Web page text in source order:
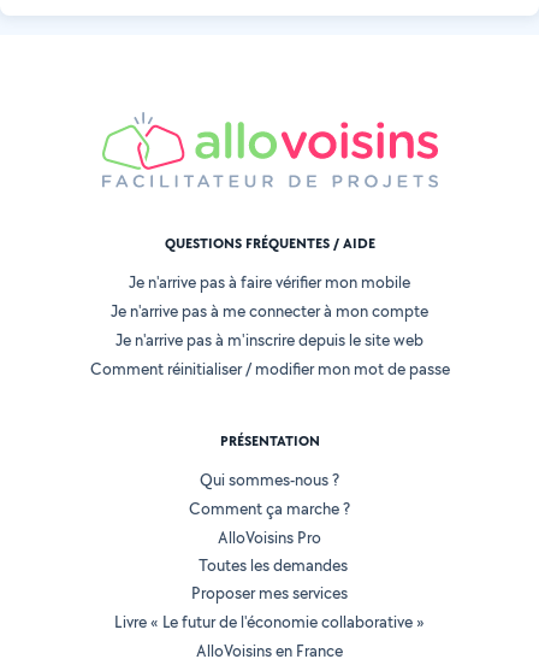
QUESTIONS FRÉQUENTES / AIDE
Je n'arrive pas à faire vérifier mon mobile
Je n'arrive pas à me connecter à mon compte
Je n'arrive pas à m'inscrire depuis le site web
Comment réinitialiser / modifier mon mot de passe
PRÉSENTATION
Qui sommes-nous ?
Comment ça marche ?
AlloVoisins Pro
Toutes les demandes
Proposer mes services
Livre « Le futur de l'économie collaborative »
AlloVoisins en France